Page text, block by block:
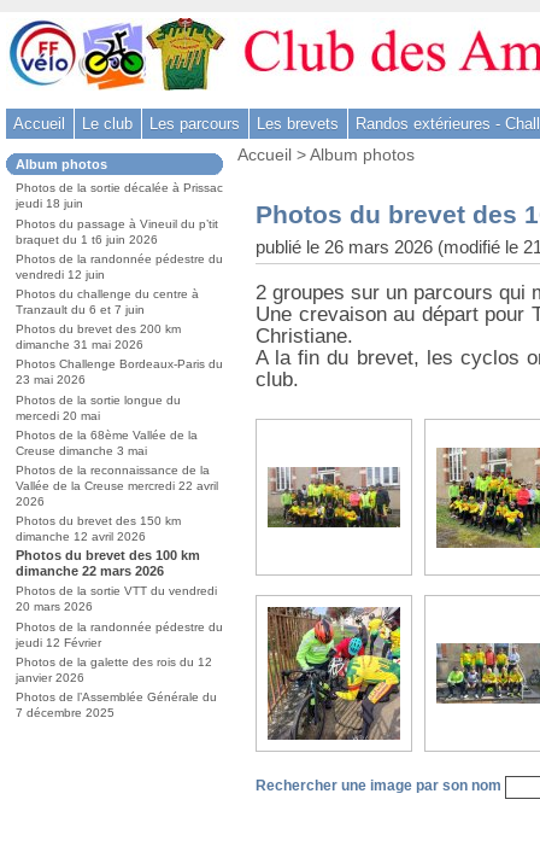
Aller
au
contenu
Aller
menu
principal
-
Aller
à
la
recherche
Accueil Le club Les parcours Les brevets Randos extérieures -
Dans
la
rubrique
:
Album photos
Photos de la sortie décalée à Prissac
jeudi 18 juin
Photos du passage à Vineuil du p’tit
braquet du 1 t6 juin 2026
Photos de la randonnée pédestre du
vendredi 12 juin
Photos du challenge du centre à
Tranzault du 6 et 7 juin
Photos du brevet des 200 km
dimanche 31 mai 2026
Photos Challenge Bordeaux-Paris du
23 mai 2026
Photos de la sortie longue du
mercedi 20 mai
Photos de la 68ème Vallée de la
Creuse dimanche 3 mai
Photos de la reconnaissance de la
Vallée de la Creuse mercredi 22 avril
2026
Photos du brevet des 150 km
dimanche 12 avril 2026
Photos du brevet des 100 km
dimanche 22 mars 2026
Photos de la sortie VTT du vendredi
20 mars 2026
Photos de la randonnée pédestre du
jeudi 12 Février
Photos de la galette des rois du 12
janvier 2026
Photos de l’Assemblée Générale du
7 décembre 2025
Vous
Accueil >Album photos
Photos du brevet des
publié le 26 mars 2026 (modifié le
2 groupes sur un parcours qui
Une crevaison au départ pour
Christiane.
A la fin du brevet, les cyclos
club.
Rechercher une image par son nom